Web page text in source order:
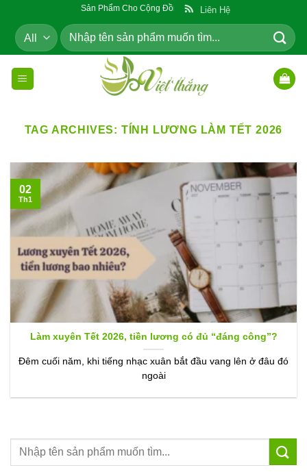
content
Sản Phẩm Cho Cộng Đồng Liên Hệ
Tìm
kiếm:
TAG ARCHIVES: TÍNH LƯƠNG LÀM TẾT 2026
Làm xuyên Tết 2026, tiền lương có đủ “đáng công”?
Đêm cuối năm, khi tiếng nhạc xuân bắt đầu vang lên ở đâu đó
ngoài
02
Th1